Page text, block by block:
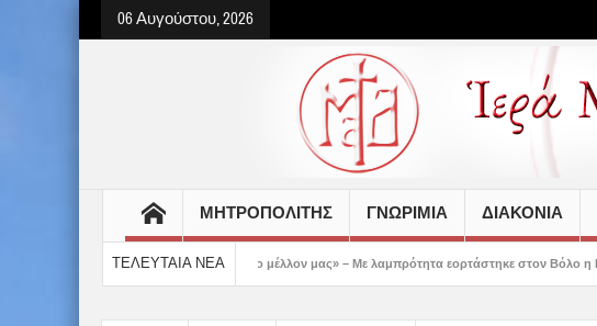
06 Αυγούστου, 2026
ΜΗΤΡΟΠΟΛΙΤΗΣ ΓΝΩΡΙΜΙΑ ΔΙΑΚΟΝΙΑ
ΤΕΛΕΥΤΑΙΑ ΝΕΑ
Χριστός μάς έδειξε το μέλλον μας» – Με λαμπρότητα εορτάστηκε στον Βόλο η Μεταμόρφωση(video)